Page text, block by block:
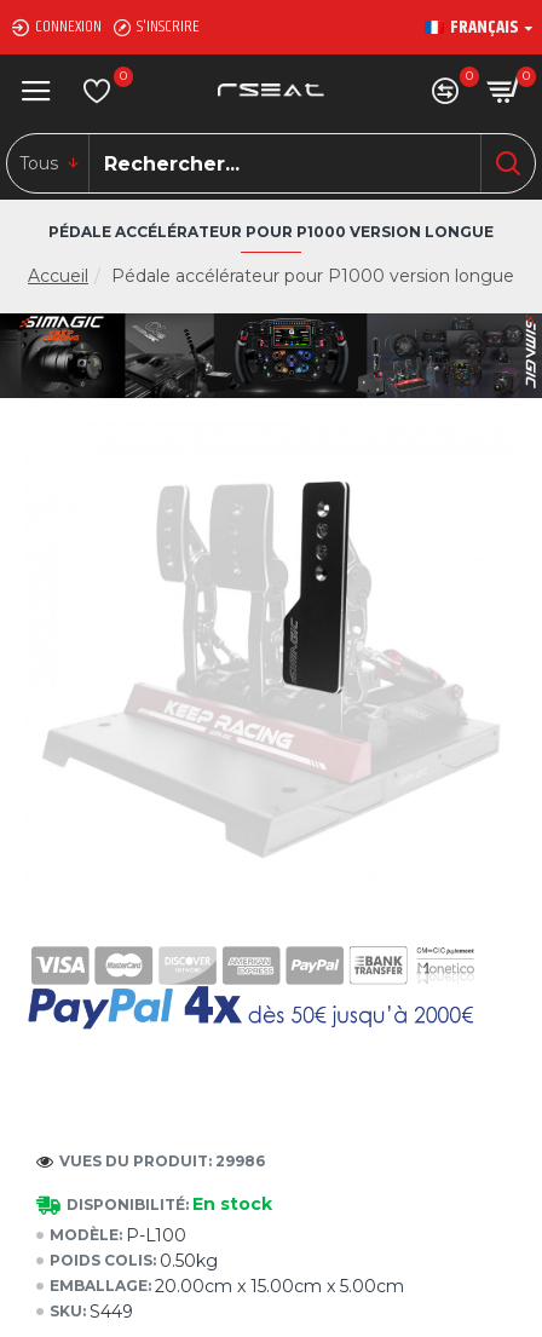
CONNEXION S'INSCRIRE FRANÇAIS
0 0 0
Tous
Accueil Pédale accélérateur pour P1000 version longue
PÉDALE ACCÉLÉRATEUR POUR P1000 VERSION LONGUE
DISPONIBILITÉ: En stock
MODÈLE: P-L100
POIDS COLIS: 0.50kg
EMBALLAGE: 20.00cm x 15.00cm x 5.00cm
SKU: S449
VUES DU PRODUIT: 29986